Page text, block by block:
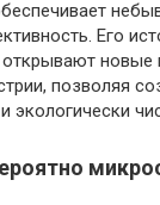
Его
новые
позволяя
экологически